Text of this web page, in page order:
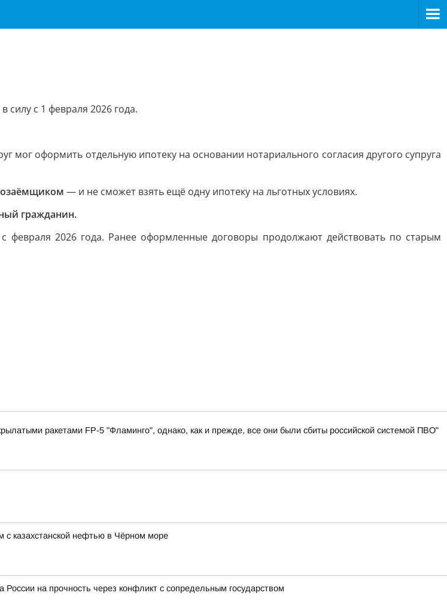
с 1 февраля 2026 года.
мог оформить отдельную ипотеку на основании нотариального согласия другого супруга
— и не сможет взять ещё одну ипотеку на льготных условиях.
гражданин.
февраля 2026 года. Ранее оформленные договоры продолжают действовать по старым
ракетами FP-5 "Фламинго", однако, как и прежде, все они были сбиты российской системой ПВО"
казахстанской нефтью в Чёрном море
на прочность через конфликт с сопредельным государством